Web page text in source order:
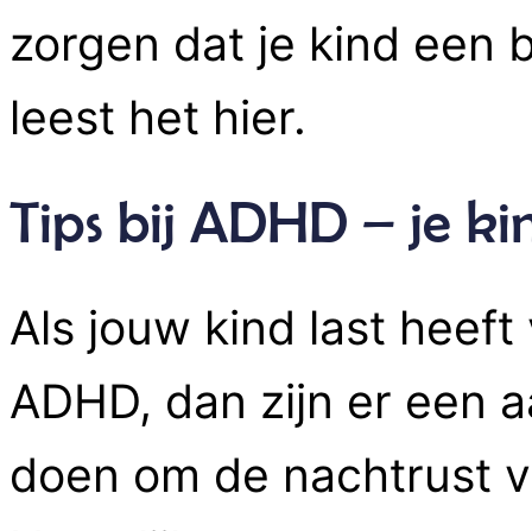
zorgen dat je kind een
leest het hier.
Tips bij ADHD – je
Als jouw kind last
ADHD, dan zijn er een
doen om de nachtrust